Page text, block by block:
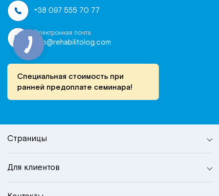
+38 097 555 70 77
Электронная почта
info@rehabilitolog.com
Специальная стоимость при
ранней предоплате семинара!
Страницы
Для клиентов